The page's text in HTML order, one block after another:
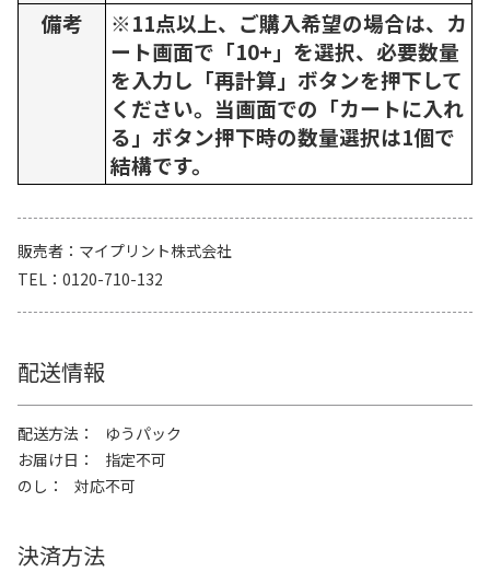
備考
※11点以上、ご購入希望の場合は、カ
ート画面で「10+」を選択、必要数量
を入力し「再計算」ボタンを押下して
ください。当画面での「カートに入れ
る」ボタン押下時の数量選択は1個で
結構です。
販売者
マイプリント株式会社
TEL
0120-710-132
配送情報
配送方法
ゆうパック
お届け日
指定不可
のし
対応不可
決済方法